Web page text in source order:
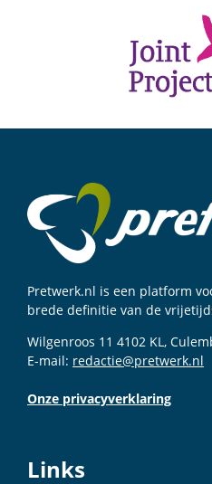
Pretwerk.nl is een platform
brede definitie van de
Wilgenroos 11 4102 KL,
E-mail: redactie@pretwerk.nl
Onze privacyverklaring
Links